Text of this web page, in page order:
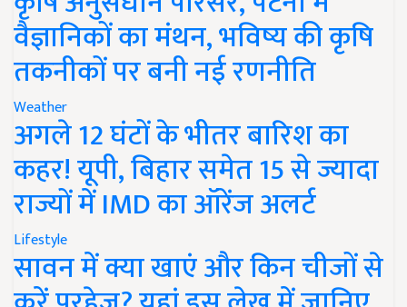
वैज्ञानिकों का मंथन, भविष्य की कृषि
तकनीकों पर बनी नई रणनीति
Weather
अगले 12 घंटों के भीतर बारिश का
कहर! यूपी, बिहार समेत 15 से ज्यादा
राज्यों में IMD का ऑरेंज अलर्ट
Lifestyle
सावन में क्या खाएं और किन चीजों से